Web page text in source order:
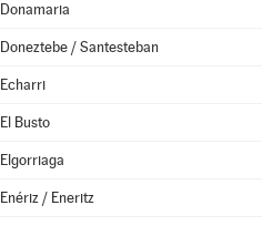
Donamaria
Doneztebe / Santesteban
Echarri
El Busto
Elgorriaga
Enériz / Eneritz